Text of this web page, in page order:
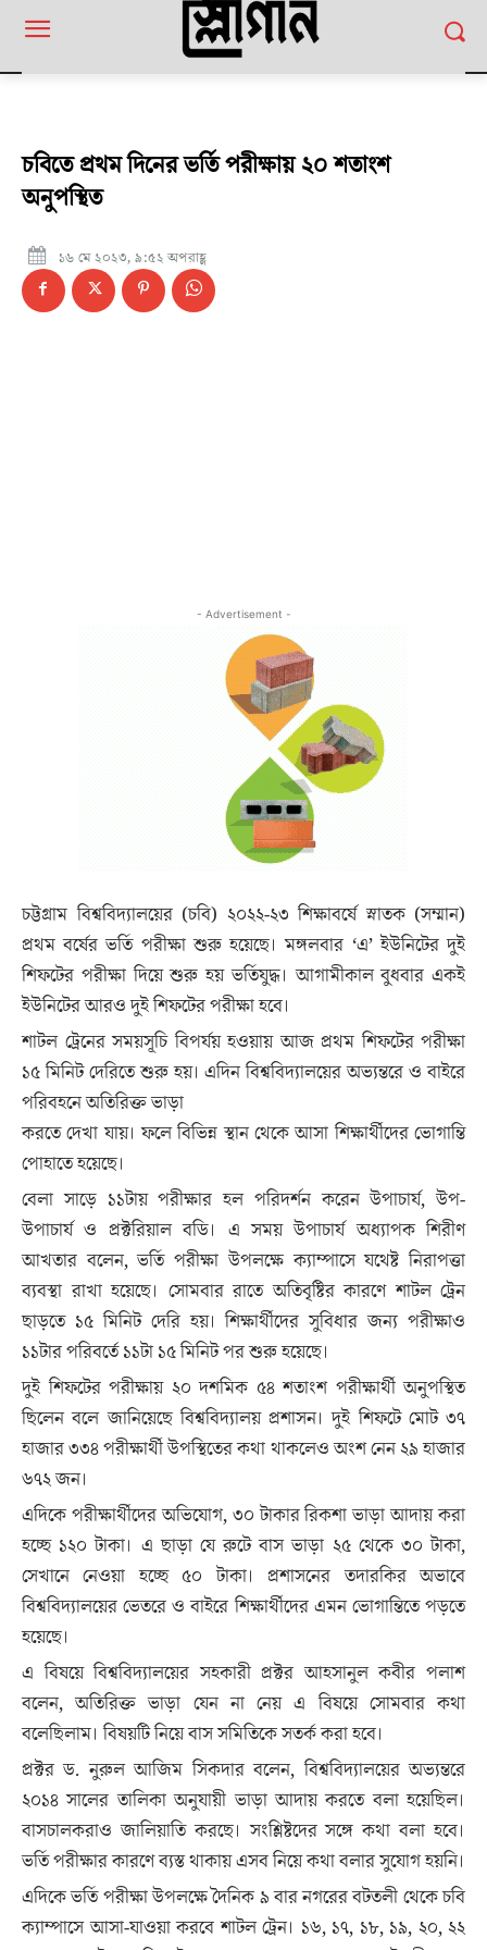
চবিতে প্রথম দিনের ভর্তি পরীক্ষায় ২০ শতাংশ
অনুপস্থিত
১৬ মে ২০২৩, ৯:৫২ অপরাহ্ণ
- Advertisement -
চট্টগ্রাম বিশ্ববিদ্যালয়ের (চবি) ২০২২-২৩ শিক্ষাবর্ষে স্নাতক (সম্মান)
প্রথম বর্ষের ভর্তি পরীক্ষা শুরু হয়েছে। মঙ্গলবার ‘এ’ ইউনিটের দুই
শিফটের পরীক্ষা দিয়ে শুরু হয় ভর্তিযুদ্ধ। আগামীকাল বুধবার একই
ইউনিটের আরও দুই শিফটের পরীক্ষা হবে।
শাটল ট্রেনের সময়সূচি বিপর্যয় হওয়ায় আজ প্রথম শিফটের পরীক্ষা
১৫ মিনিট দেরিতে শুরু হয়। এদিন বিশ্ববিদ্যালয়ের অভ্যন্তরে ও বাইরে
পরিবহনে অতিরিক্ত ভাড়া
করতে দেখা যায়। ফলে বিভিন্ন স্থান থেকে আসা শিক্ষার্থীদের ভোগান্তি
পোহাতে হয়েছে।
বেলা সাড়ে ১১টায় পরীক্ষার হল পরিদর্শন করেন উপাচার্য, উপ-
উপাচার্য ও প্রক্টরিয়াল বডি। এ সময় উপাচার্য অধ্যাপক শিরীণ
আখতার বলেন, ভর্তি পরীক্ষা উপলক্ষে ক্যাম্পাসে যথেষ্ট নিরাপত্তা
ব্যবস্থা রাখা হয়েছে। সোমবার রাতে অতিবৃষ্টির কারণে শাটল ট্রেন
ছাড়তে ১৫ মিনিট দেরি হয়। শিক্ষার্থীদের সুবিধার জন্য পরীক্ষাও
১১টার পরিবর্তে ১১টা ১৫ মিনিট পর শুরু হয়েছে।
দুই শিফটের পরীক্ষায় ২০ দশমিক ৫৪ শতাংশ পরীক্ষার্থী অনুপস্থিত
ছিলেন বলে জানিয়েছে বিশ্ববিদ্যালয় প্রশাসন। দুই শিফটে মোট ৩৭
হাজার ৩৩৪ পরীক্ষার্থী উপস্থিতের কথা থাকলেও অংশ নেন ২৯ হাজার
৬৭২ জন।
এদিকে পরীক্ষার্থীদের অভিযোগ, ৩০ টাকার রিকশা ভাড়া আদায় করা
হচ্ছে ১২০ টাকা। এ ছাড়া যে রুটে বাস ভাড়া ২৫ থেকে ৩০ টাকা,
সেখানে নেওয়া হচ্ছে ৫০ টাকা। প্রশাসনের তদারকির অভাবে
বিশ্ববিদ্যালয়ের ভেতরে ও বাইরে শিক্ষার্থীদের এমন ভোগান্তিতে পড়তে
হয়েছে।
এ বিষয়ে বিশ্ববিদ্যালয়ের সহকারী প্রক্টর আহসানুল কবীর পলাশ
বলেন, অতিরিক্ত ভাড়া যেন না নেয় এ বিষয়ে সোমবার কথা
বলেছিলাম। বিষয়টি নিয়ে বাস সমিতিকে সতর্ক করা হবে।
প্রক্টর ড. নুরুল আজিম সিকদার বলেন, বিশ্ববিদ্যালয়ের অভ্যন্তরে
২০১৪ সালের তালিকা অনুযায়ী ভাড়া আদায় করতে বলা হয়েছিল।
বাসচালকরাও জালিয়াতি করছে। সংশ্লিষ্টদের সঙ্গে কথা বলা হবে।
ভর্তি পরীক্ষার কারণে ব্যস্ত থাকায় এসব নিয়ে কথা বলার সুযোগ হয়নি।
এদিকে ভর্তি পরীক্ষা উপলক্ষে দৈনিক ৯ বার নগরের বটতলী থেকে চবি
ক্যাম্পাসে আসা-যাওয়া করবে শাটল ট্রেন। ১৬, ১৭, ১৮, ১৯, ২০, ২২